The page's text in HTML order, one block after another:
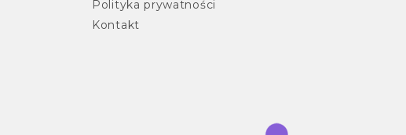
Polityka prywatności
Kontakt